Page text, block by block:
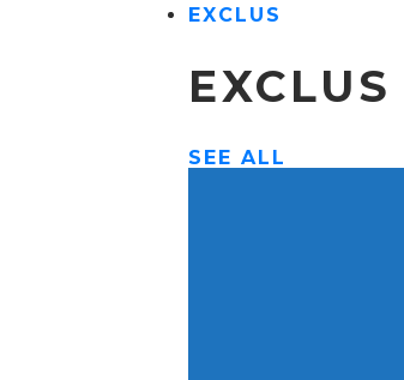
EXCLUS
EXCLUS
SEE ALL